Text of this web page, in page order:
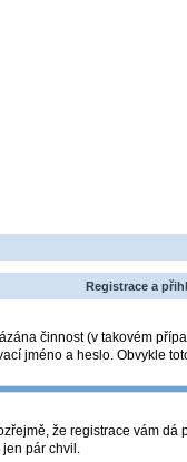
Registrace a
činnost (v takovém
jméno a heslo. Obvykle
že registrace vám
pár chvil.